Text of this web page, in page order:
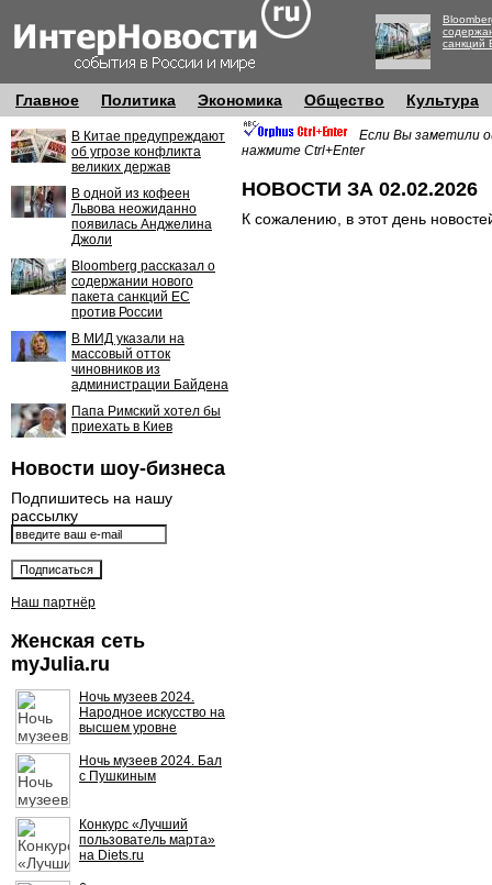
санкций
Главное Политика Экономика Общество Культура
В Китае предупреждают
об угрозе конфликта
великих держав
В одной из кофеен
Львова неожиданно
появилась Анджелина
Джоли
Bloomberg рассказал о
содержании нового
пакета санкций ЕС
против России
В МИД указали на
массовый отток
чиновников из
администрации Байдена
Папа Римский хотел бы
приехать в Киев
Новости шоу-бизнеса
Подпишитесь на нашу
рассылку
Наш партнёр
Женская сеть
myJulia.ru
Ночь музеев 2024.
Народное искусство на
высшем уровне
Ночь музеев 2024. Бал
с Пушкиным
Конкурс «Лучший
пользователь марта»
на Diets.ru
Если Вы заметили
нажмите Ctrl+Enter
НОВОСТИ ЗА 02.02.2026
К сожалению, в этот день